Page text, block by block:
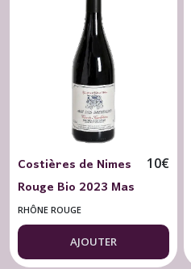
Costières de Nimes
Rouge Bio 2023 Mas
des Bressades
Tradition 75 cl.
10€
RHÔNE ROUGE
AJOUTER